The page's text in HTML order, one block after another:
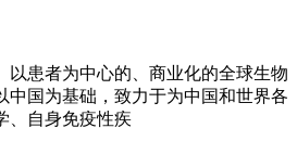
以患者为中心的、商业化的全球生物
中国为基础，致力于为中国和世界各
、自身免疫性疾